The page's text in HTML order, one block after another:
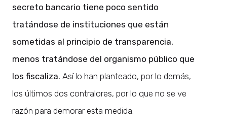
secreto bancario tiene poco sentido
tratándose de instituciones que están
sometidas al principio de transparencia,
menos tratándose del organismo público que
los fiscaliza. Así lo han planteado, por lo demás,
los últimos dos contralores, por lo que no se ve
razón para demorar esta medida.